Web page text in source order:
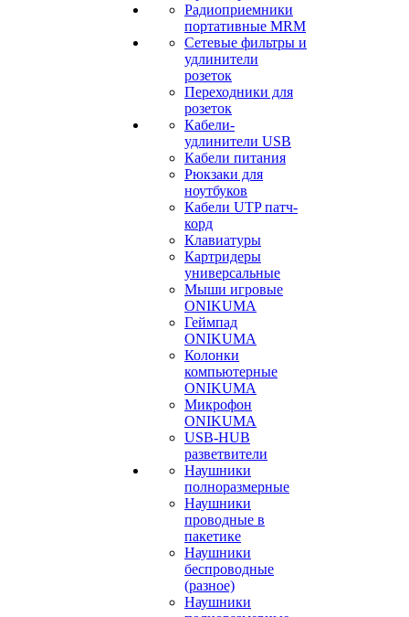
Радиоприемники
портативные MRM
Сетевые фильтры и
удлинители
розеток
Переходники для
розеток
Кабели-
удлинители USB
Кабели питания
Рюкзаки для
ноутбуков
Кабели UTP патч-
корд
Клавиатуры
Картридеры
универсальные
Мыши игровые
ONIKUMA
Геймпад
ONIKUMA
Колонки
компьютерные
ONIKUMA
Микрофон
ONIKUMA
USB-HUB
разветвители
Наушники
полноразмерные
Наушники
проводные в
пакетике
Наушники
беспроводные
(разное)
Наушники